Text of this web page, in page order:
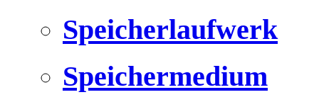
Speicherlaufwerk
Speichermedium